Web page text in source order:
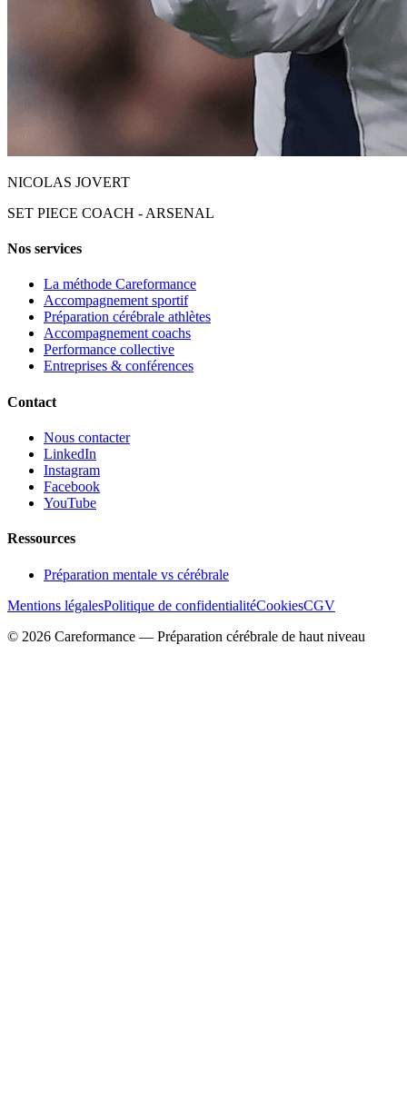
NICOLAS JOVERT
SET PIECE COACH - ARSENAL
Nos services
La méthode Careformance
Accompagnement sportif
Préparation cérébrale athlètes
Accompagnement coachs
Performance collective
Entreprises & conférences
Contact
Nous contacter
LinkedIn
Instagram
Facebook
YouTube
Ressources
Préparation mentale vs cérébrale
Mentions légalesPolitique de confidentialitéCookiesCGV
© 2026 Careformance — Préparation cérébrale de haut niveau